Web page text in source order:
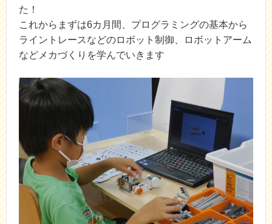
た！
これからまずは6カ月間、プログラミングの基本から
ライントレースなどのロボット制御、ロボットアーム
などメカづくりを学んでいきます